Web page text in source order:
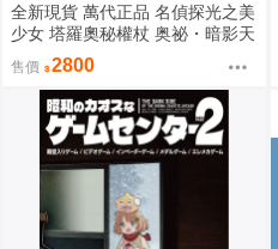
全新現貨 萬代正品 名偵探光之美
少女 塔羅奧秘權杖 奥祕・暗影天
使 權杖 法杖 魔法棒 變身器 森亞
露露卡
售價 2800